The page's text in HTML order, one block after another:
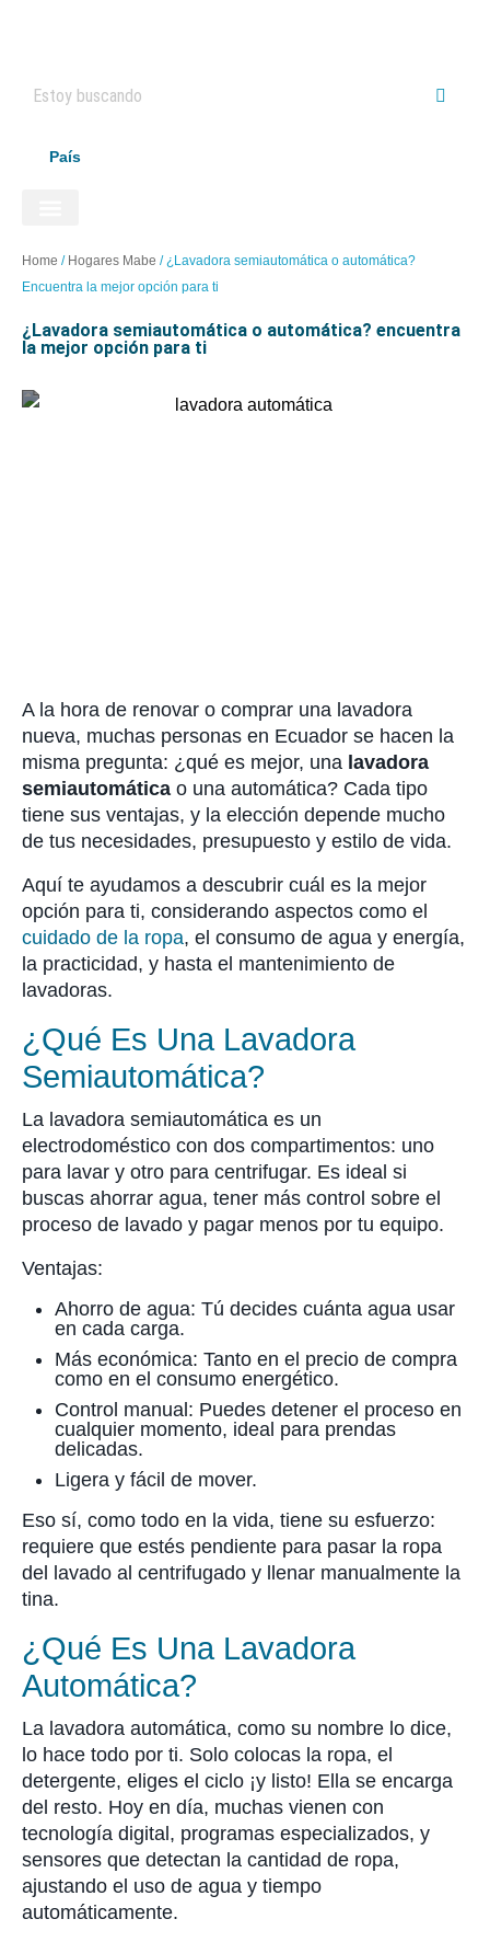
País
Home / Hogares Mabe /¿Lavadora semiautomática o automática?
Encuentra la mejor opción para ti
¿lavadora semiautomática o automática? encuentra
la mejor opción para ti
A la hora de renovar o comprar una lavadora
nueva, muchas personas en Ecuador se hacen la
misma pregunta: ¿qué es mejor, una lavadora
semiautomática o una automática? Cada tipo
tiene sus ventajas, y la elección depende mucho
de tus necesidades, presupuesto y estilo de vida.
Aquí te ayudamos a descubrir cuál es la mejor
opción para ti, considerando aspectos como el
cuidado de la ropa, el consumo de agua y energía,
la practicidad, y hasta el mantenimiento de
lavadoras.
¿Qué Es Una Lavadora
Semiautomática?
La lavadora semiautomática es un
electrodoméstico con dos compartimentos: uno
para lavar y otro para centrifugar. Es ideal si
buscas ahorrar agua, tener más control sobre el
proceso de lavado y pagar menos por tu equipo.
Ventajas:
Ahorro de agua: Tú decides cuánta agua usar
en cada carga.
Más económica: Tanto en el precio de compra
como en el consumo energético.
Control manual: Puedes detener el proceso en
cualquier momento, ideal para prendas
delicadas.
Ligera y fácil de mover.
Eso sí, como todo en la vida, tiene su esfuerzo:
requiere que estés pendiente para pasar la ropa
del lavado al centrifugado y llenar manualmente la
tina.
¿Qué Es Una Lavadora
Automática?
La lavadora automática, como su nombre lo dice,
lo hace todo por ti. Solo colocas la ropa, el
detergente, eliges el ciclo ¡y listo! Ella se encarga
del resto. Hoy en día, muchas vienen con
tecnología digital, programas especializados, y
sensores que detectan la cantidad de ropa,
ajustando el uso de agua y tiempo
automáticamente.